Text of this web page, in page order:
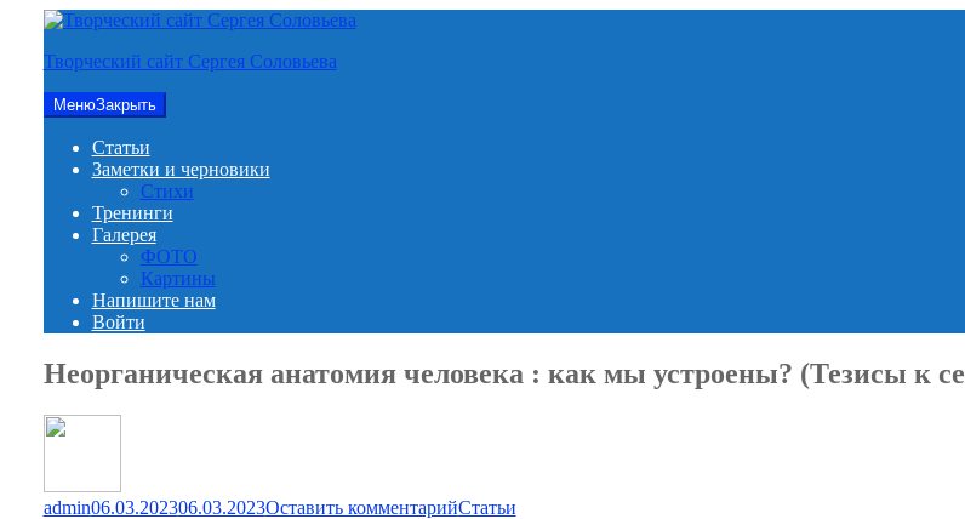
Перейти
содержимому
Творческий сайт Сергея Соловьева
МенюЗакрыть
Статьи
Заметки и черновики
Стихи
Тренинги
Галерея
ФОТО
Картины
Напишите нам
Войти
Неорганическая анатомия человека : как мы устроены? (Тезисы к
admin06.03.202306.03.2023Оставить комментарийдля
Статьи